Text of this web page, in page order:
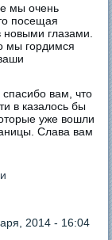
мы очень
посещая
новыми глазами.
мы гордимся
вам, что
в казалось бы
уже вошли
Слава вам
2014 - 16:04